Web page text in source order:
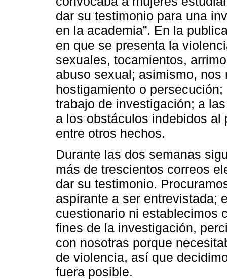
dar su testimonio para una
en la academia”. En la
en que se presenta la
sexuales, tocamientos,
abuso sexual; asimismo,
hostigamiento o
trabajo de investigación; a
a los obstáculos indebidos
entre otros hechos.
Durante las dos semanas
más de trescientos correos
dar su testimonio.
aspirante a ser entrevistada;
cuestionario ni establecimos
fines de la investigación,
con nosotras porque
de violencia, así que
fuera posible.